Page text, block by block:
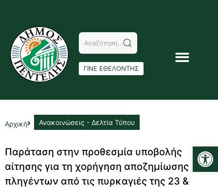
ΓΙΝΕ ΕΘΕΛΟΝΤΗΣ
Αρχική Ανακοινώσεις - Δελτία Τύπου
Παράταση στην προθεσμία υποβολής
αίτησης για τη χορήγηση αποζημίωσης
πληγέντων από τις πυρκαγιές της 23 &